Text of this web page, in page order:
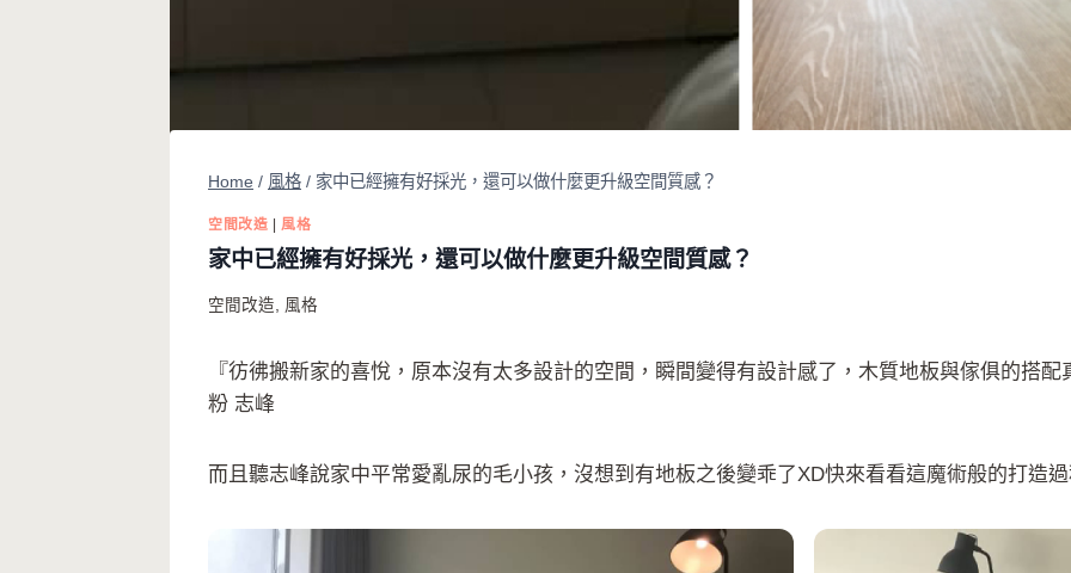
Home / 風格 / 家中已經擁有好採光，還可以做什麼更升級空間質感？
空間改造 | 風格
家中已經擁有好採光，還可以做什麼更升級空間質感？
空間改造, 風格
『彷彿搬新家的喜悅，原本沒有太多設計的空間，瞬間變得有設計感了，木質地板與傢俱的搭
粉 志峰
而且聽志峰說家中平常愛亂尿的毛小孩，沒想到有地板之後變乖了XD快來看看這魔術般的打造